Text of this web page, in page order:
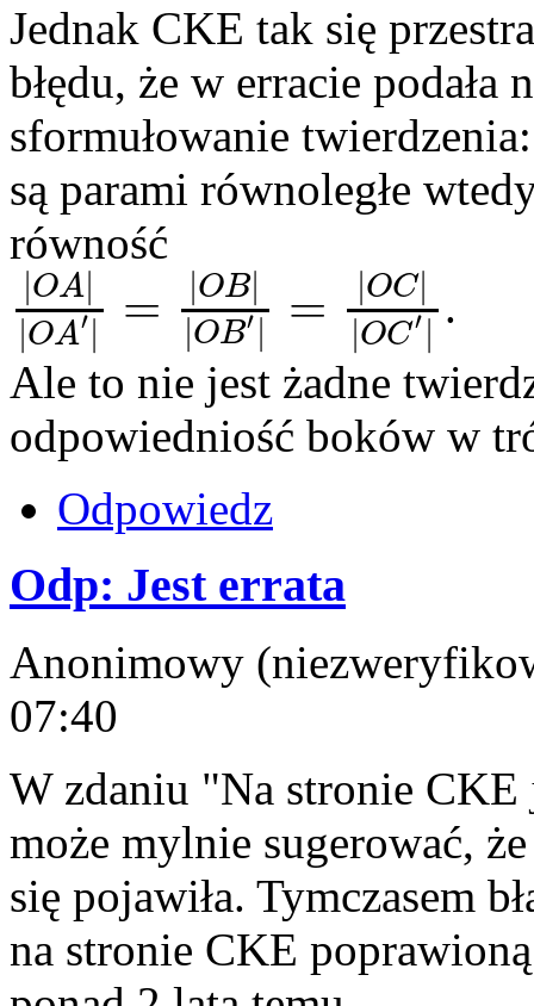
Jednak CKE tak się
błędu, że w erracie podała
sformułowanie
są parami równoległe
równość
|OA|
OA′ = |OB|
OB′ = |OC|
OC′
.
Ale to nie jest żadne
odpowiedniość boków w
Odpowiedz
Odp: Jest errata
Anonimowy
07:40
W zdaniu "Na stronie CKE
może mylnie sugerować,
się pojawiła. Tymczasem
na stronie CKE